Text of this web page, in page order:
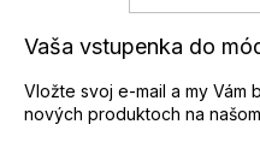
Vaša vstupenka do
Vložte svoj e-mail a my Vám
nových produktoch na